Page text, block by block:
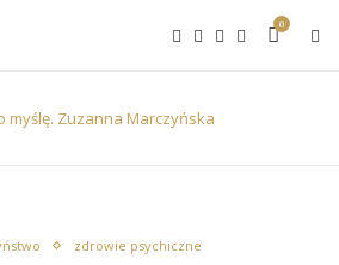
0
zdrowie psychiczne